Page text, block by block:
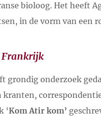
bioloog. Het heeft
in de vorm van een
grondig onderzoek
‘Kom Atir kom’